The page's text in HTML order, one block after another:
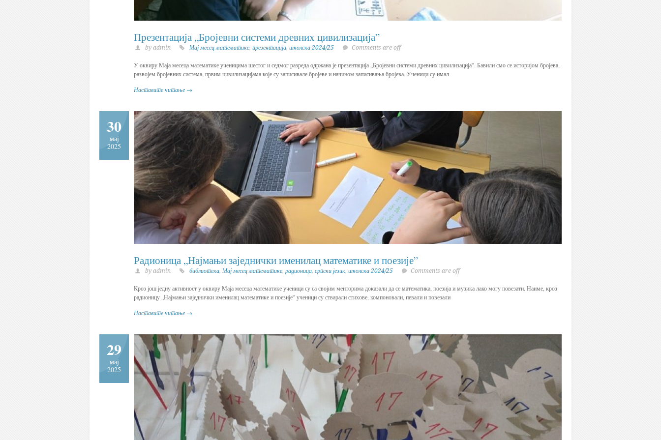
Презентација „Бројевни системи древних цивилизација”
by admin Мај месец математике, презентација, школска 2024/25 Comments are off
У оквиру Маја месеца математике ученицима шестог и седмог разреда одржана је презентација „Бројевни системи древних цивилизација”. Бавили смо се историјом бројева,
развојем бројевних система, првим цивилизацијама које су записивале бројеве и начином записивања бројева. Ученици су имал
Наставите читање →
30
мај
2025
Радионица „Најмањи заједнички именилац математике и поезије”
by admin библиотека, Мај месец математике, радионица, српски језик, школска 2024/25 Comments are off
Кроз још једну активност у оквиру Маја месеца математике ученици су са својим менторима доказали да се математика, поезија и музика лако могу повезати. Наиме, кроз
радионицу „Најмањи заједнички именилац математике и поезије” ученици су стварали стихове, компоновали, певали и повезали
Наставите читање →
29
мај
2025